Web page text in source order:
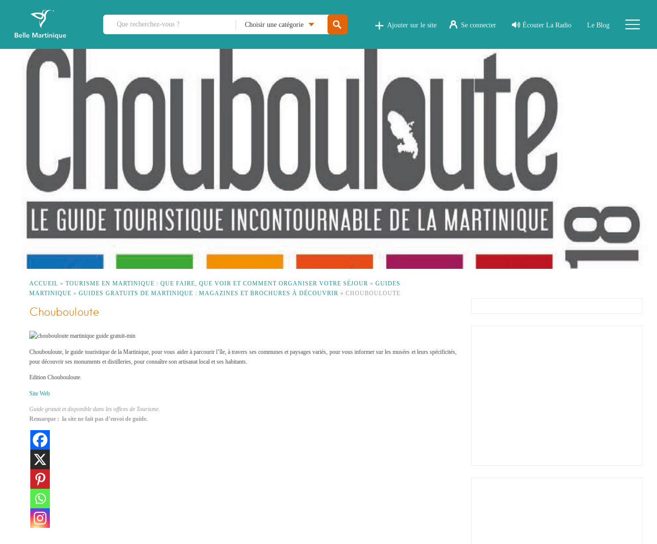
Choisir une catégorie Ajouter sur le site Se connecter Écouter La Radio Le Blog
ACCUEIL » TOURISME EN MARTINIQUE : QUE FAIRE, QUE VOIR ET COMMENT ORGANISER VOTRE SÉJOUR » GUIDES
MARTINIQUE » GUIDES GRATUITS DE MARTINIQUE : MAGAZINES ET BROCHURES À DÉCOUVRIR » CHOUBOULOUTE
Choubouloute
Choubouloute, le guide touristique de la Martinique, pour vous aider à parcourir l’île, à travers ses communes et paysages variés, pour vous informer sur les musées et leurs spécificités,
pour découvrir ses monuments et distilleries, pour connaître son artisanat local et ses habitants.
Edition Choubouloute.
Site Web
Guide gratuit et disponible dans les offices de Tourisme.
Remarque : la site ne fait pas d’envoi de guide.